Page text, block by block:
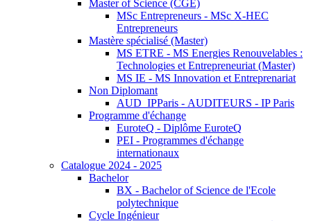
Master of Science (CGE)
MSc Entrepreneurs - MSc X-HEC
Entrepreneurs
Mastère spécialisé (Master)
MS ETRE - MS Energies Renouvelables :
Technologies et Entrepreneuriat (Master)
MS IE - MS Innovation et Entreprenariat
Non Diplomant
AUD_IPParis - AUDITEURS - IP Paris
Programme d'échange
EuroteQ - Diplôme EuroteQ
PEI - Programmes d'échange
internationaux
Catalogue 2024 - 2025
Bachelor
BX - Bachelor of Science de l'Ecole
polytechnique
Cycle Ingénieur